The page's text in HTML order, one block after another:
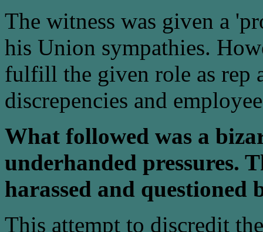
The witness was given a
his Union sympathies.
fulfill the given role as rep
discrepencies and
What followed was a
underhanded pressures.
harassed and questioned
This attempt to discredit